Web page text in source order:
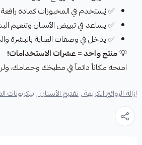
✅ يُستخدم في المخبوزات كمادة
✅ يساعد في تبييض الأسنان وتنعيم
✅ يدخل في وصفات العناية بالبشرة
💡منتج واحد = عشرات الاستخدامات!
امنحه مكاناً دائماً في مطبخك وحمامك،
إزالة الروائح الكريهة ,تفتيح الأسنان ,بيكربونات